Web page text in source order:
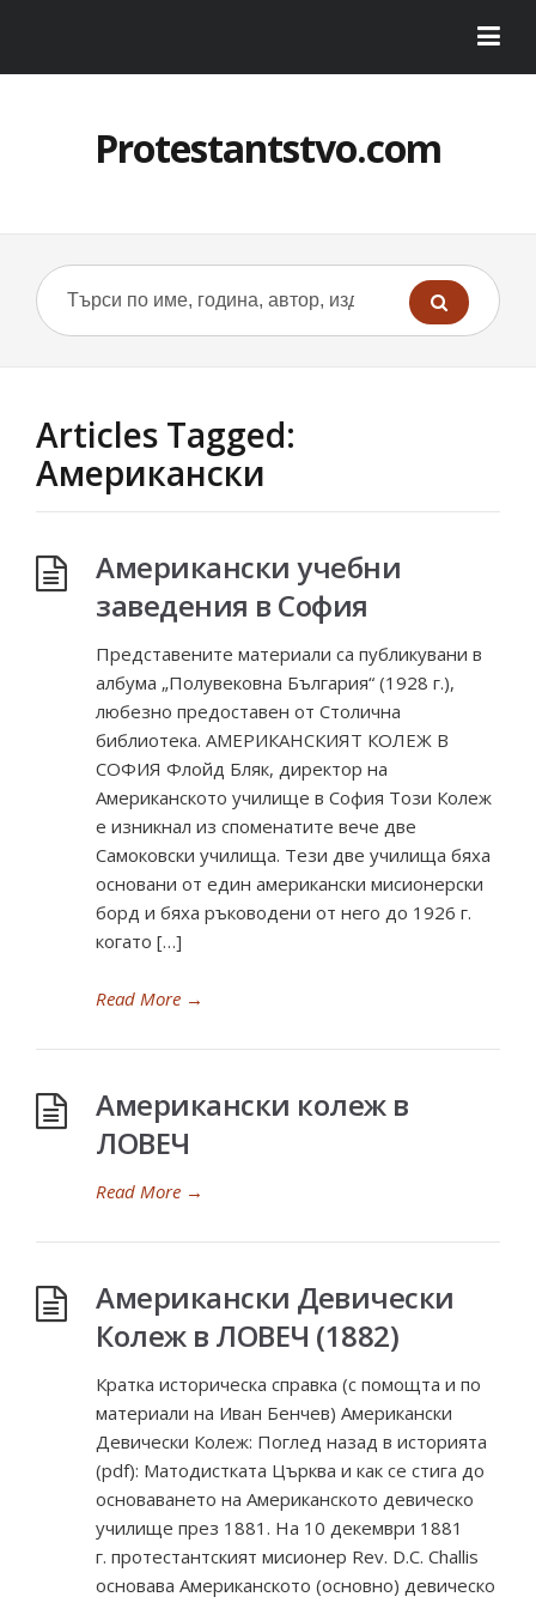
Protestantstvo.com
Articles Tagged:
Американски
Американски учебни
заведения в София
Представените материали са публикувани в
албума „Полувековна България“ (1928 г.),
любезно предоставен от Столична
библиотека. АМЕРИКАНСКИЯТ КОЛЕЖ В
СОФИЯ Флойд Бляк, директор на
Американското училище в София Този Колеж
е изникнал из споменатите вече две
Самоковски училища. Тези две училища бяха
основани от един американски мисионерски
борд и бяха ръководени от него до 1926 г.
когато […]
Read More →
Американски колеж в
ЛОВЕЧ
Read More →
Американски Девически
Колеж в ЛОВЕЧ (1882)
Кратка историческа справка (с помощта и по
материали на Иван Бенчев) Американски
Девически Колеж: Поглед назад в историята
(pdf): Матодистката Църква и как се стига до
основаването на Американското девическо
училище през 1881. На 10 декември 1881
г. протестантският мисионер Rev. D.C. Challis
основава Американското (основно) девическо